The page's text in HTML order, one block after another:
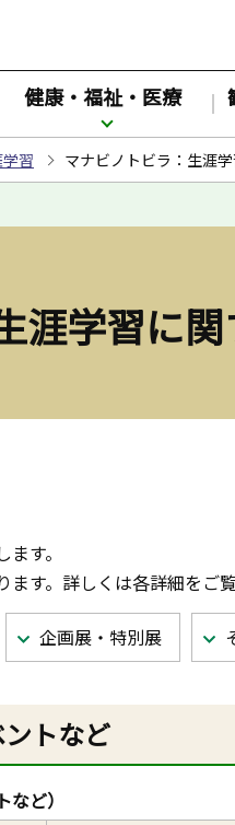
健康・福祉・医療
習 マナビノトビラ：生涯
涯学習に
す。
す。詳しくは各詳細をご覧
企画展・特別展
トなど
ど）